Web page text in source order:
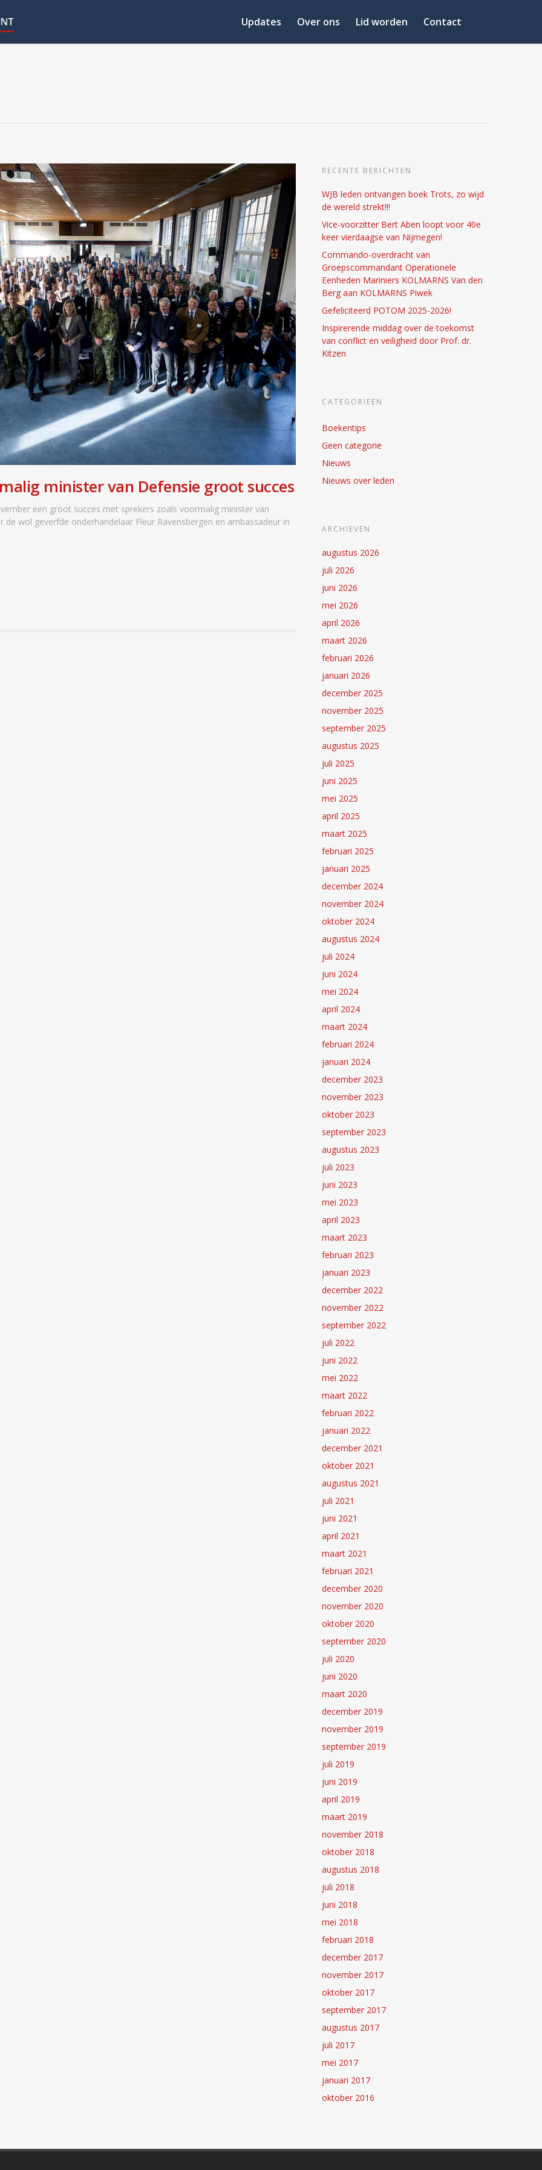
Updates Over ons Lid worden Contact
minister van Defensie groot succes
een groot succes met sprekers zoals voormalig minister van
wol geverfde onderhandelaar Fleur Ravensbergen en ambassadeur in
RECENTE BERICHTEN
WJB leden ontvangen boek Trots, zo wijd
de wereld strekt!!!
Vice-voorzitter Bert Aben loopt voor 40e
keer vierdaagse van Nijmegen!
Commando-overdracht van
Groepscommandant Operationele
Eenheden Mariniers KOLMARNS Van den
Berg aan KOLMARNS Piwek
Gefeliciteerd POTOM 2025-2026!
Inspirerende middag over de toekomst
van conflict en veiligheid door Prof. dr.
Kitzen
CATEGORIEËN
Boekentips
Geen categorie
Nieuws
Nieuws over leden
ARCHIEVEN
augustus 2026
juli 2026
juni 2026
mei 2026
april 2026
maart 2026
februari 2026
januari 2026
december 2025
november 2025
september 2025
augustus 2025
juli 2025
juni 2025
mei 2025
april 2025
maart 2025
februari 2025
januari 2025
december 2024
november 2024
oktober 2024
augustus 2024
juli 2024
juni 2024
mei 2024
april 2024
maart 2024
februari 2024
januari 2024
december 2023
november 2023
oktober 2023
september 2023
augustus 2023
juli 2023
juni 2023
mei 2023
april 2023
maart 2023
februari 2023
januari 2023
december 2022
november 2022
september 2022
juli 2022
juni 2022
mei 2022
maart 2022
februari 2022
januari 2022
december 2021
oktober 2021
augustus 2021
juli 2021
juni 2021
april 2021
maart 2021
februari 2021
december 2020
november 2020
oktober 2020
september 2020
juli 2020
juni 2020
maart 2020
december 2019
november 2019
september 2019
juli 2019
juni 2019
april 2019
maart 2019
november 2018
oktober 2018
augustus 2018
juli 2018
juni 2018
mei 2018
februari 2018
december 2017
november 2017
oktober 2017
september 2017
augustus 2017
juli 2017
mei 2017
januari 2017
oktober 2016